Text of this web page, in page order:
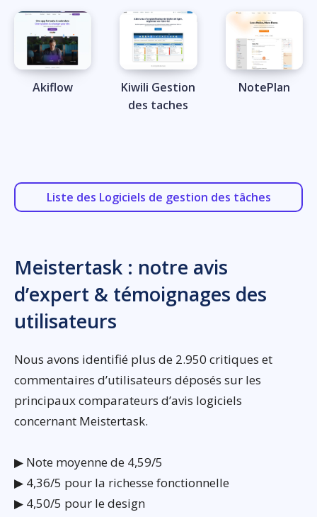
Akiflow
Kiwili Gestion
des taches
NotePlan
Liste des Logiciels de gestion des tâches
Meistertask : notre avis
d’expert & témoignages des
utilisateurs
Nous avons identifié plus de 2.950 critiques et
commentaires d’utilisateurs déposés sur les
principaux comparateurs d’avis logiciels
concernant Meistertask.
▶ Note moyenne de 4,59/5
▶ 4,36/5 pour la richesse fonctionnelle
▶ 4,50/5 pour le design